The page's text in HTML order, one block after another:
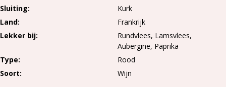
Sluiting
Kurk
Land
Frankrijk
Lekker bij
Rundvlees, Lamsvlees,
Aubergine, Paprika
Type
Rood
Soort
Wijn